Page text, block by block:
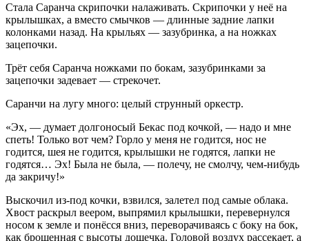
Стала Саранча скрипочки налаживать. Скрипочки у неё на
крылышках, а вместо смычков — длинные задние лапки
колонками назад. На крыльях — зазубринка, а на ножках
зацепочки.
Трёт себя Саранча ножками по бокам, зазубринками за
зацепочки задевает — стрекочет.
Саранчи на лугу много: целый струнный оркестр.
«Эх, — думает долгоносый Бекас под кочкой, — надо и мне
спеть! Только вот чем? Горло у меня не годится, нос не
годится, шея не годится, крылышки не годятся, лапки не
годятся… Эх! Была не была, — полечу, не смолчу, чем-нибудь
да закричу!»
Выскочил из-под кочки, взвился, залетел под самые облака.
Хвост раскрыл веером, выпрямил крылышки, перевернулся
носом к земле и понёсся вниз, переворачиваясь с боку на бок,
как брошенная с высоты дощечка. Головой воздух рассекает, а